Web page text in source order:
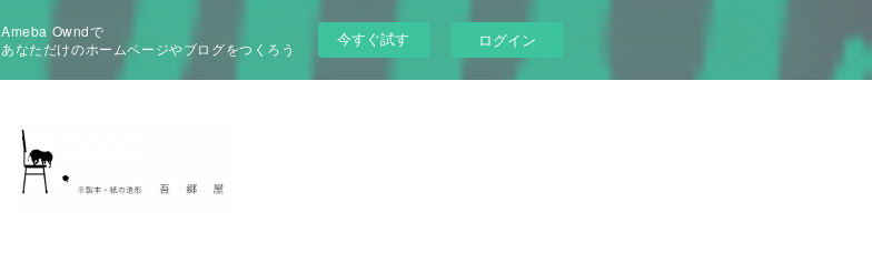
Ameba Owndで
あなただけのホームページやブログをつくろう
今すぐ試す ログイン